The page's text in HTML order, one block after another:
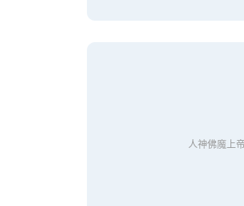
人神佛魔上